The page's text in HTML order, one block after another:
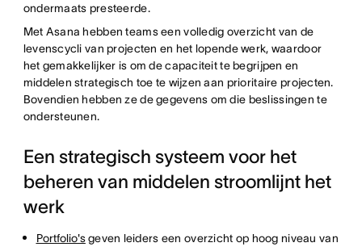
ondermaats presteerde.
Met Asana hebben teams een volledig overzicht van de
levenscycli van projecten en het lopende werk, waardoor
het gemakkelijker is om de capaciteit te begrijpen en
middelen strategisch toe te wijzen aan prioritaire projecten.
Bovendien hebben ze de gegevens om die beslissingen te
ondersteunen.
Een strategisch systeem voor het
beheren van middelen stroomlijnt het
werk
Portfolio'sgeven leiders een overzicht op hoog niveau van